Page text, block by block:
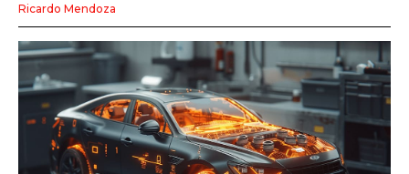
Ricardo Mendoza